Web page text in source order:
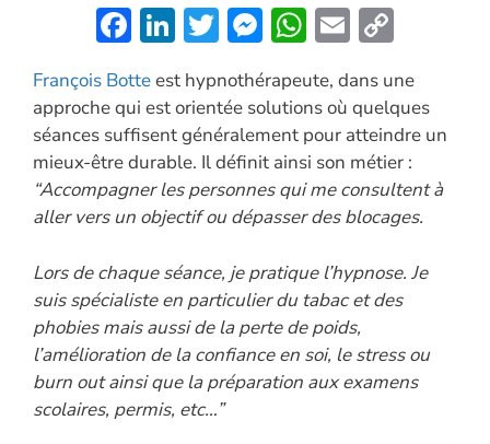
F
e
b
o
o
k
Li
k
e
dI
n
T
itt
er
M
es
se
n
g
er
W
at
s
A
p
p
E
ai
l
p
y
Li
n
k
François Botteest hypnothérapeute, dans une
approche qui est orientée solutions où quelques
séances suffisent généralement pour atteindre un
mieux-être durable. Il définit ainsi son métier :
“Accompagner les personnes qui me consultent à
aller vers un objectif ou dépasser des blocages.
Lors de chaque séance, je pratique l’hypnose. Je
suis spécialiste en particulier du tabac et des
phobies mais aussi de la perte de poids,
l’amélioration de la confiance en soi, le stress ou
burn out ainsi que la préparation aux examens
scolaires, permis, etc…”